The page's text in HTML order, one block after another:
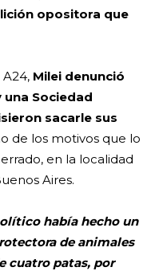
opositora que
Milei denunció
Sociedad
sacarle sus
de los motivos que lo
en la localidad
Aires.
había hecho un
de animales
cuatro patas, por